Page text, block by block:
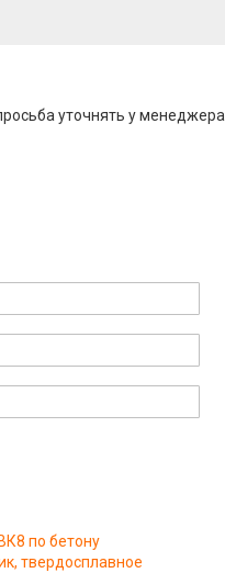
уточнять у менеджера.
по бетону
твердосплавное